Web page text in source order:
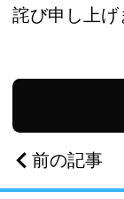
詫び申し上げ
前の記事